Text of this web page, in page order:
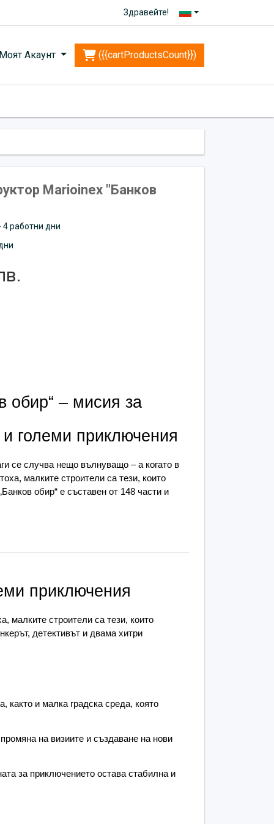
Здравейте!
Моят Акаунт ({{cartProductsCount}})
Marioinex "Банков
4 работни дни
обир“ – мисия за
големи приключения
се случва нещо вълнуващо – а когато в
малките строители са тези, които
обир“ е съставен от 148 части и
с трезор, банкомат и мини каса,
и дървета, както и малка градска среда,
– коса, лице и тяло – което позволява
на визиите и създаване на нови
сцената за приключението остава
конструктор „Банков
приключения
малките строители са тези, които
детективът и двама хитри
както и малка градска среда, която
на визиите и създаване на нови
за приключението остава стабилна и